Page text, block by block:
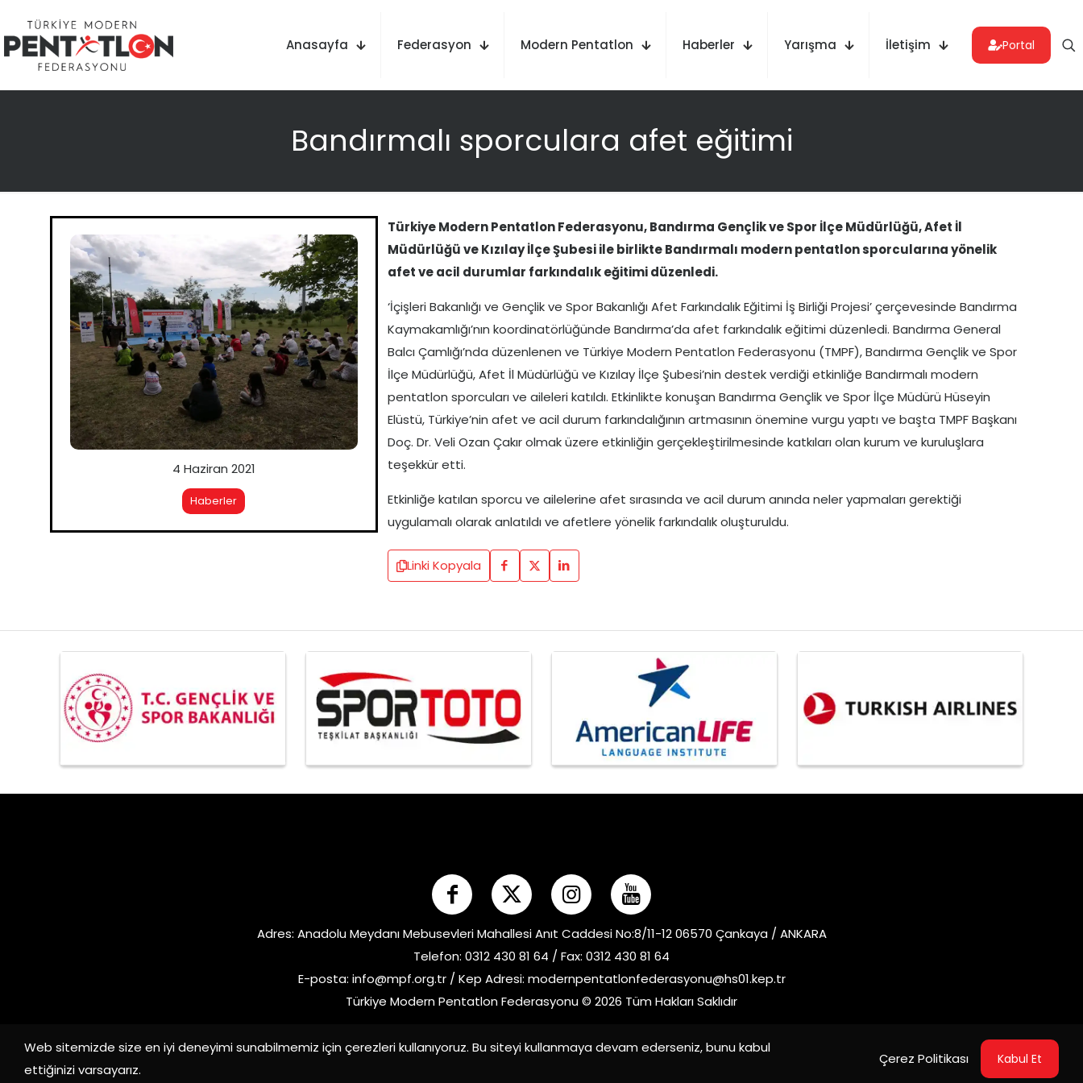
Anasayfa Federasyon Modern Pentatlon Haberler Yarışma İletişim Portal
Bandırmalı sporculara afet eğitimi
4 Haziran 2021
Haberler
Türkiye Modern Pentatlon Federasyonu, Bandırma Gençlik ve Spor İlçe Müdürlüğü, Afet İl
Müdürlüğü ve Kızılay İlçe Şubesi ile birlikte Bandırmalı modern pentatlon sporcularına yönelik
afet ve acil durumlar farkındalık eğitimi düzenledi.
‘İçişleri Bakanlığı ve Gençlik ve Spor Bakanlığı Afet Farkındalık Eğitimi İş Birliği Projesi’ çerçevesinde Bandırma
Kaymakamlığı’nın koordinatörlüğünde Bandırma’da afet farkındalık eğitimi düzenledi. Bandırma General
Balcı Çamlığı’nda düzenlenen ve Türkiye Modern Pentatlon Federasyonu (TMPF), Bandırma Gençlik ve Spor
İlçe Müdürlüğü, Afet İl Müdürlüğü ve Kızılay İlçe Şubesi’nin destek verdiği etkinliğe Bandırmalı modern
pentatlon sporcuları ve aileleri katıldı. Etkinlikte konuşan Bandırma Gençlik ve Spor İlçe Müdürü Hüseyin
Elüstü, Türkiye’nin afet ve acil durum farkındalığının artmasının önemine vurgu yaptı ve başta TMPF Başkanı
Doç. Dr. Veli Ozan Çakır olmak üzere etkinliğin gerçekleştirilmesinde katkıları olan kurum ve kuruluşlara
teşekkür etti.
Etkinliğe katılan sporcu ve ailelerine afet sırasında ve acil durum anında neler yapmaları gerektiği
uygulamalı olarak anlatıldı ve afetlere yönelik farkındalık oluşturuldu.
Linki Kopyala
Adres: Anadolu Meydanı Mebusevleri Mahallesi Anıt Caddesi No:8/11-12 06570 Çankaya / ANKARA
Telefon: 0312 430 81 64 / Fax: 0312 430 81 64
E-posta: info@mpf.org.tr/ Kep Adresi: modernpentatlonfederasyonu@hs01.kep.tr
Türkiye Modern Pentatlon Federasyonu © 2026 Tüm Hakları Saklıdır
Web sitemizde size en iyi deneyimi sunabilmemiz için çerezleri kullanıyoruz. Bu siteyi kullanmaya devam ederseniz, bunu kabul
ettiğinizi varsayarız.
Çerez Politikası Kabul Et